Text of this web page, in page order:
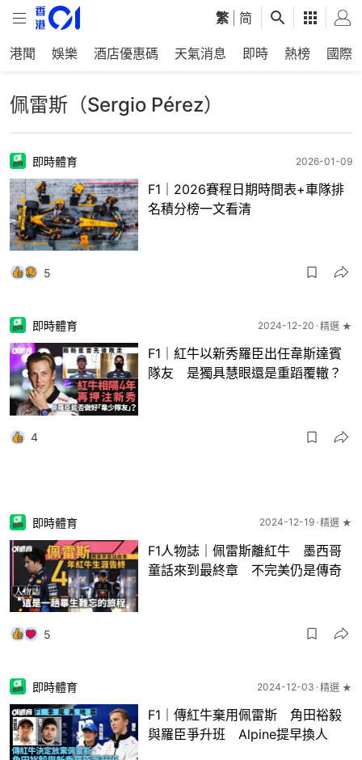
繁 简
港聞 娛樂 酒店優惠碼 天氣消息 即時 熱榜 國際
佩雷斯（Sergio Pérez）
即時體育 2026-01-09
F1｜2026賽程日期時間表+車隊排
名積分榜一文看清
5
即時體育 2024-12-20 精選 ★
F1｜紅牛以新秀羅臣出任韋斯達賓
隊友 是獨具慧眼還是重蹈覆轍？
4
即時體育 2024-12-19 精選 ★
F1人物誌｜佩雷斯離紅牛 墨西哥
童話來到最終章 不完美仍是傳奇
5
即時體育 2024-12-03 精選 ★
F1｜傳紅牛棄用佩雷斯 角田裕毅
與羅臣爭升班 Alpine提早換人